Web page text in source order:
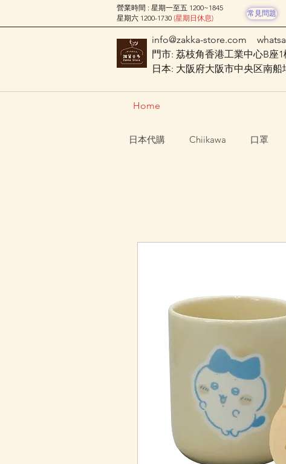
營業時間 : 星期一至五 1200~1845
星期六 1200-1730 (星期日休息)
常見問題
info@zakka-store.com
門市: 荔枝角香港工業中心B座1
日本: 大阪府大阪市中央区南船
Home
日本代購 Chiikawa 口罩